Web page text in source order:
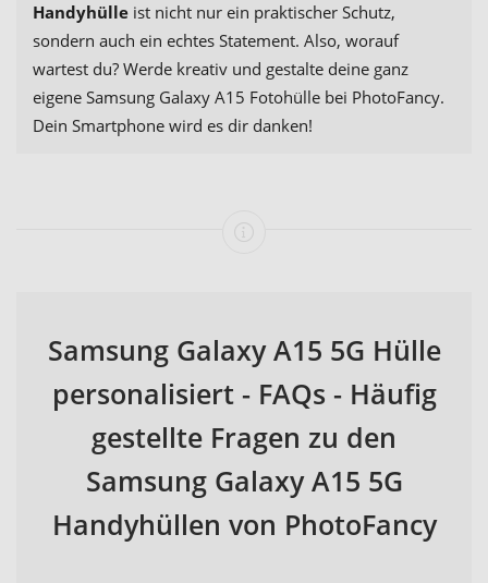
Handyhülle ist nicht nur ein praktischer Schutz,
sondern auch ein echtes Statement. Also, worauf
wartest du? Werde kreativ und gestalte deine ganz
eigene Samsung Galaxy A15 Fotohülle bei PhotoFancy.
Dein Smartphone wird es dir danken!
Samsung Galaxy A15 5G Hülle
personalisiert - FAQs - Häufig
gestellte Fragen zu den
Samsung Galaxy A15 5G
Handyhüllen von PhotoFancy